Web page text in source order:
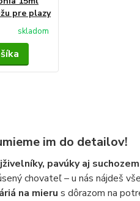
pre plazy
skladom
im do detailov!
pavúky aj
chovateľ – u nás nájdeš
na mieru s dôrazom na